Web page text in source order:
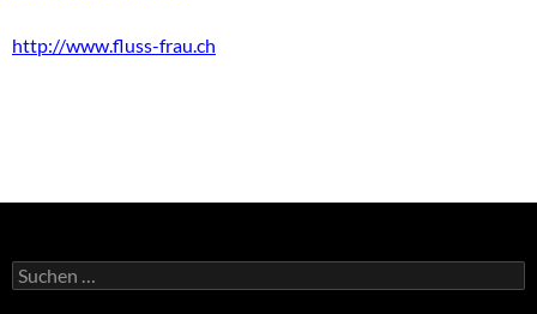
http://www.fluss-frau.ch
Suchen
nach: